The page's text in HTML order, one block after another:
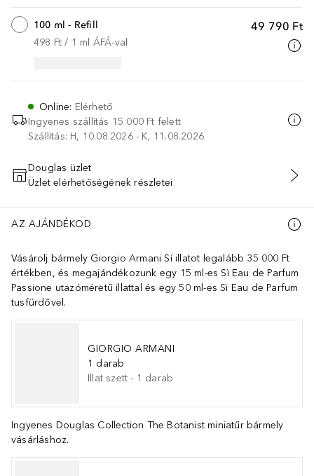
49 790 Ft
100 ml - Refill
498 Ft / 1 ml ÁFÁ-val
Online: Elérhető
Ingyenes szállítás 15 000 Ft felett
Szállítás: H, 10.08.2026 - K, 11.08.2026
KOSÁRBA HELYEZÉS
Douglas üzlet
Üzlet elérhetőségének részletei
AZ AJÁNDÉKOD
Vásárolj bármely Giorgio Armani Sí illatot legalább 35 000 Ft
értékben, és megajándékozunk egy 15 ml-es Sì Eau de Parfum
Passione utazóméretű illattal és egy 50 ml-es Sì Eau de Parfum
tusfürdővel.
GIORGIO ARMANI
1 darab
Illat szett - 1 darab
Ingyenes Douglas Collection The Botanist miniatűr bármely
vásárláshoz.